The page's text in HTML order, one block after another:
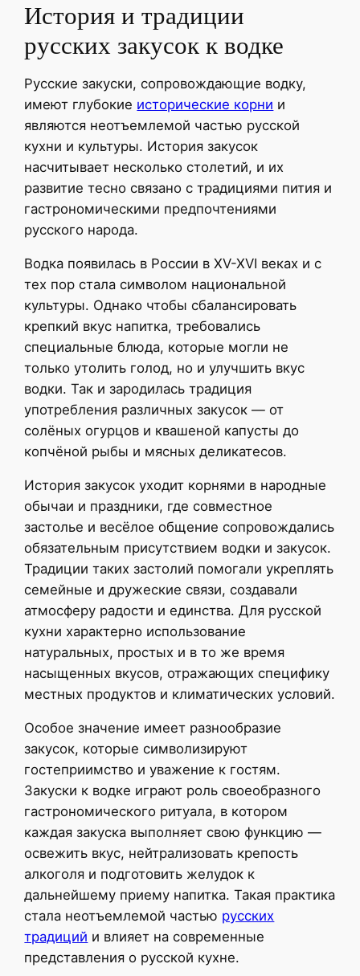
История и традиции
русских закусок к водке
Русские закуски, сопровождающие водку,
имеют глубокие исторические корни и
являются неотъемлемой частью русской
кухни и культуры. История закусок
насчитывает несколько столетий, и их
развитие тесно связано с традициями пития и
гастрономическими предпочтениями
русского народа.
Водка появилась в России в XV-XVI веках и с
тех пор стала символом национальной
культуры. Однако чтобы сбалансировать
крепкий вкус напитка, требовались
специальные блюда, которые могли не
только утолить голод, но и улучшить вкус
водки. Так и зародилась традиция
употребления различных закусок — от
солёных огурцов и квашеной капусты до
копчёной рыбы и мясных деликатесов.
История закусок уходит корнями в народные
обычаи и праздники, где совместное
застолье и весёлое общение сопровождались
обязательным присутствием водки и закусок.
Традиции таких застолий помогали укреплять
семейные и дружеские связи, создавали
атмосферу радости и единства. Для русской
кухни характерно использование
натуральных, простых и в то же время
насыщенных вкусов, отражающих специфику
местных продуктов и климатических условий.
Особое значение имеет разнообразие
закусок, которые символизируют
гостеприимство и уважение к гостям.
Закуски к водке играют роль своеобразного
гастрономического ритуала, в котором
каждая закуска выполняет свою функцию —
освежить вкус, нейтрализовать крепость
алкоголя и подготовить желудок к
дальнейшему приему напитка. Такая практика
стала неотъемлемой частью русских
традиций и влияет на современные
представления о русской кухне.